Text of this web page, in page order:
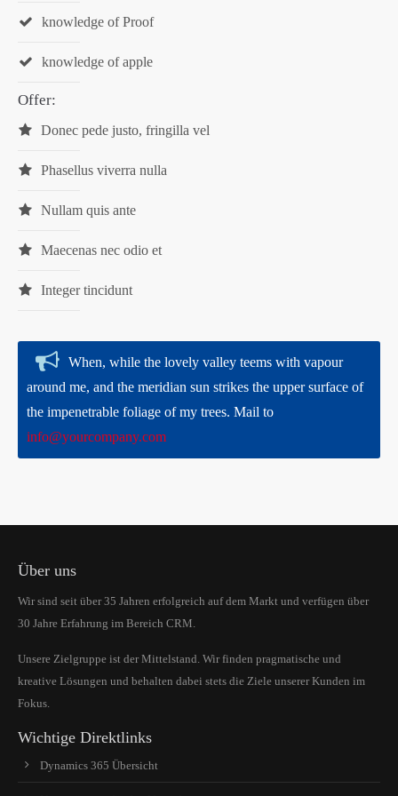
knowledge of Proof
knowledge of apple
Offer:
Donec pede justo, fringilla vel
Phasellus viverra nulla
Nullam quis ante
Maecenas nec odio et
Integer tincidunt
When, while the lovely valley teems with vapour
around me, and the meridian sun strikes the upper surface of
the impenetrable foliage of my trees. Mail to
info@yourcompany.com
Über uns
Wir sind seit über 35 Jahren erfolgreich auf dem Markt und verfügen über
30 Jahre Erfahrung im Bereich CRM.
Unsere Zielgruppe ist der Mittelstand. Wir finden pragmatische und
kreative Lösungen und behalten dabei stets die Ziele unserer Kunden im
Fokus.
Wichtige Direktlinks
Dynamics 365 Übersicht